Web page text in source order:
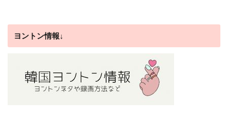
ヨントン情報↓